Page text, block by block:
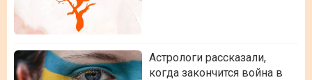
Астрологи рассказали,
когда закончится война в